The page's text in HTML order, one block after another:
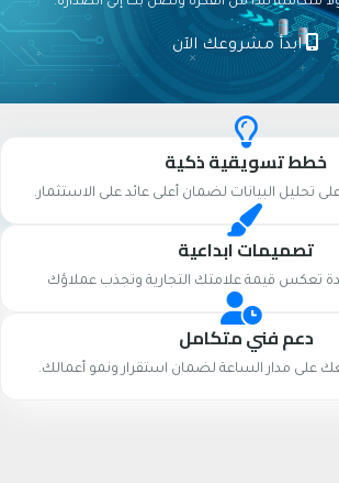
ابدأ مشروعك الآن
خطط تسويقية ذكية
تحليل البيانات لضمان أعلى عائد على الاستثمار.
تصميمات ابداعية
تعكس قيمة علامتك التجارية وتجذب عملاؤك
دعم فني متكامل
على مدار الساعة لضمان استقرار ونمو أعمالك.